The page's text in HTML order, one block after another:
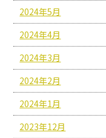
2024年5月
2024年4月
2024年3月
2024年2月
2024年1月
2023年12月